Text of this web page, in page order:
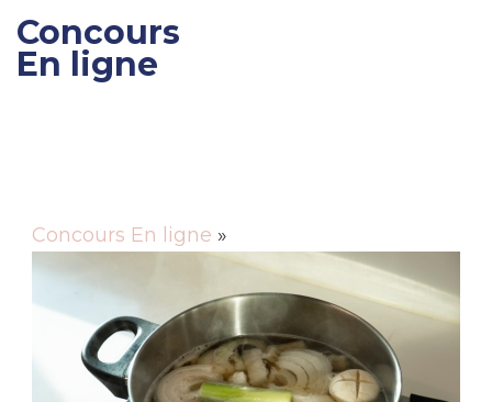
Concours
En ligne
Concours En ligne »